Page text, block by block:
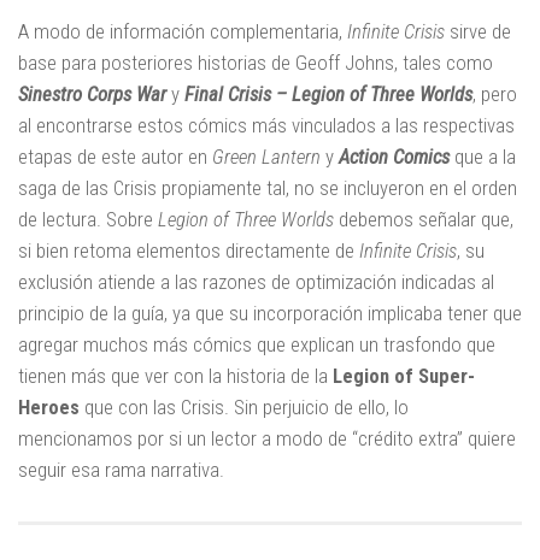
A modo de información complementaria, Infinite Crisis sirve de
base para posteriores historias de Geoff Johns, tales como
Sinestro Corps Wary Final Crisis – Legion of Three Worlds, pero
al encontrarse estos cómics más vinculados a las respectivas
etapas de este autor en Green Lantern y Action Comics que a la
saga de las Crisis propiamente tal, no se incluyeron en el orden
de lectura. Sobre Legion of Three Worlds debemos señalar que,
si bien retoma elementos directamente de Infinite Crisis, su
exclusión atiende a las razones de optimización indicadas al
principio de la guía, ya que su incorporación implicaba tener que
agregar muchos más cómics que explican un trasfondo que
tienen más que ver con la historia de la Legion of Super-
Heroes que con las Crisis. Sin perjuicio de ello, lo
mencionamos por si un lector a modo de “crédito extra” quiere
seguir esa rama narrativa.